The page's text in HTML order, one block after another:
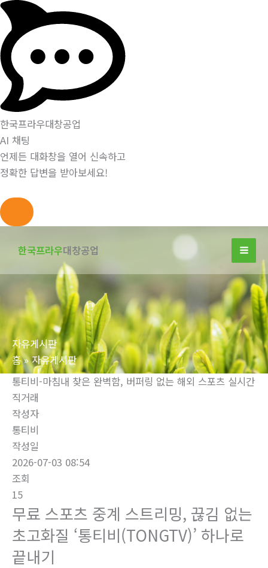
한국프라우대창공업
AI 채팅
언제든 대화창을 열어 신속하고
정확한 답변을 받아보세요!
너
뛰
기
한국프라우대창공업
자유게시판
홈
자유게시판
통티비-마침내 찾은 완벽함, 버퍼링 없는 해외 스포츠 실시간
직거래
작성자
통티비
작성일
2026-07-03 08:54
조회
15
무료 스포츠 중계 스트리밍, 끊김 없는
초고화질 ‘통티비(TONGTV)’ 하나로
끝내기